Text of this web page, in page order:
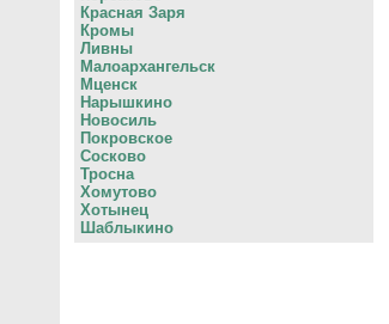
Красная Заря
Кромы
Ливны
Малоархангельск
Мценск
Нарышкино
Новосиль
Покровское
Сосково
Тросна
Хомутово
Хотынец
Шаблыкино